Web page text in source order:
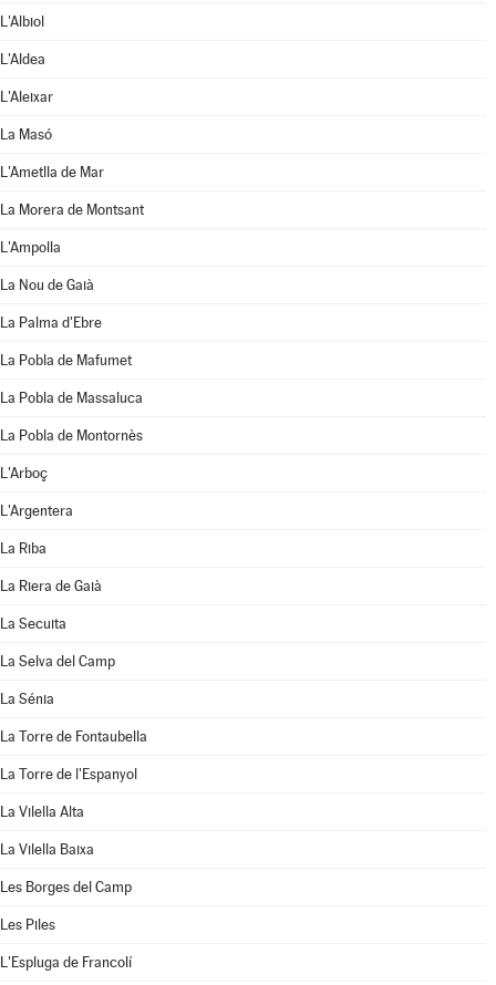
L'Albiol
L'Aldea
L'Aleixar
La Masó
L'Ametlla de Mar
La Morera de Montsant
L'Ampolla
La Nou de Gaià
La Palma d'Ebre
La Pobla de Mafumet
La Pobla de Massaluca
La Pobla de Montornès
L'Arboç
L'Argentera
La Riba
La Riera de Gaià
La Secuita
La Selva del Camp
La Sénia
La Torre de Fontaubella
La Torre de l'Espanyol
La Vilella Alta
La Vilella Baixa
Les Borges del Camp
Les Piles
L'Espluga de Francolí